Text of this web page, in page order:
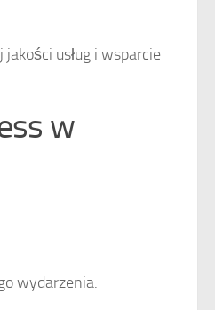
usług i wsparcie
w
wydarzenia.